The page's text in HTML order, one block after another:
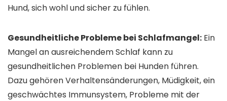
Hund, sich wohl und sicher zu fühlen.
Gesundheitliche Probleme bei Schlafmangel: Ein
Mangel an ausreichendem Schlaf kann zu
gesundheitlichen Problemen bei Hunden führen.
Dazu gehören Verhaltensänderungen, Müdigkeit, ein
geschwächtes Immunsystem, Probleme mit der